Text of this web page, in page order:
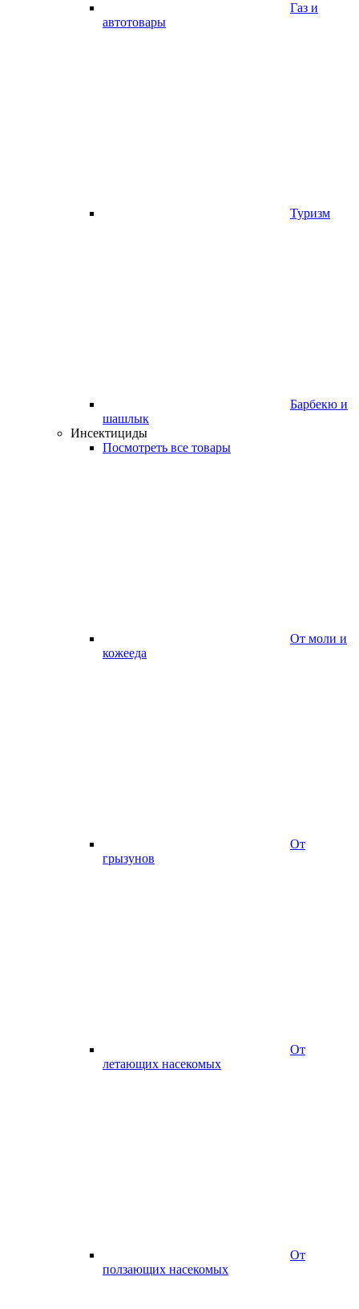
Газ и
автотовары
Туризм
Барбекю и
шашлык
Инсектициды
Посмотреть все товары
От моли и
кожееда
От
грызунов
От
летающих насекомых
От
ползающих насекомых